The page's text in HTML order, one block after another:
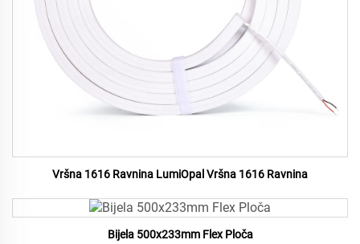
Vršna 1616 Ravnina LumiOpal Vršna 1616 Ravnina
Bijela 500x233mm Flex Ploča